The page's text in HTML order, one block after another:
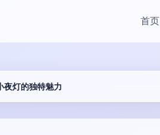
首页
灯的独特魅力